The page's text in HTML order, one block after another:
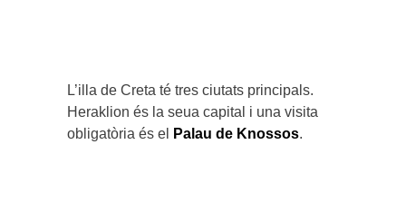
L’illa de Creta té tres ciutats principals.
Heraklion és la seua capital i una visita
obligatòria és el
Palau de Knossos.